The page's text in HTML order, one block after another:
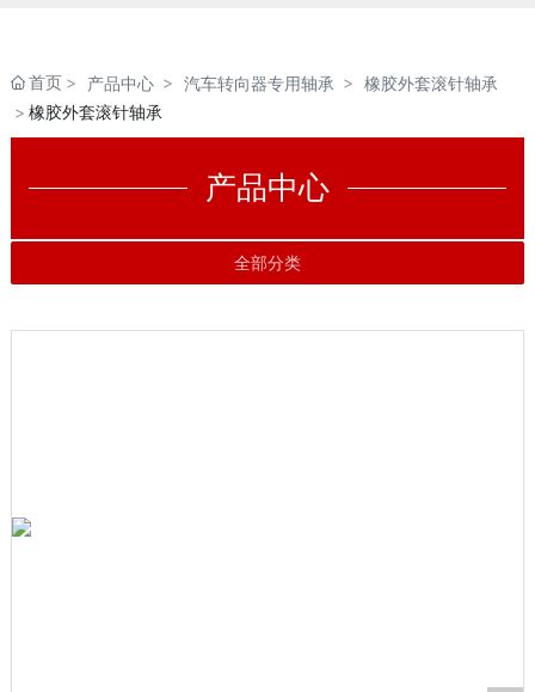
首页 产品中心 汽车转向器专用轴承
橡胶外套滚针轴承
橡胶外套滚针轴承
产品中心
全部分类